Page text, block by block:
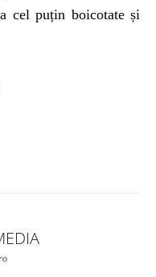
cel puțin boicotate și